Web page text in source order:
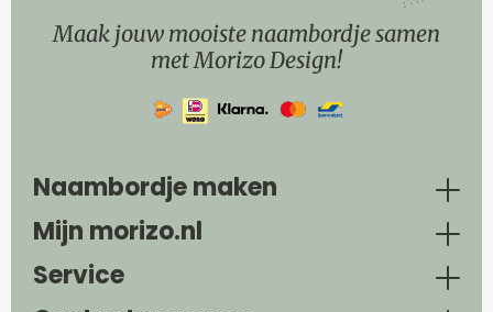
Maak jouw mooiste naambordje samen
met Morizo Design!
Naambordje maken
Mijn morizo.nl
Service